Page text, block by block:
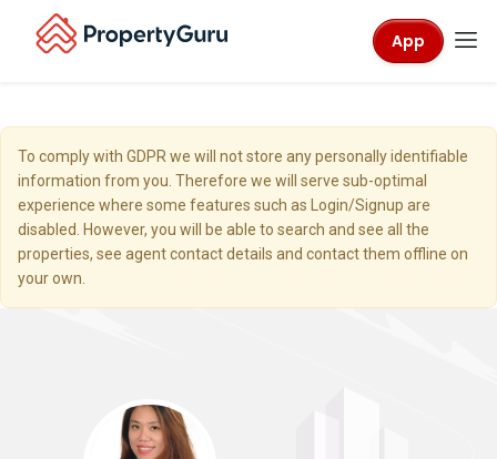
App
To comply with GDPR we will not store any personally identifiable
information from you. Therefore we will serve sub-optimal
experience where some features such as Login/Signup are
disabled. However, you will be able to search and see all the
properties, see agent contact details and contact them offline on
your own.